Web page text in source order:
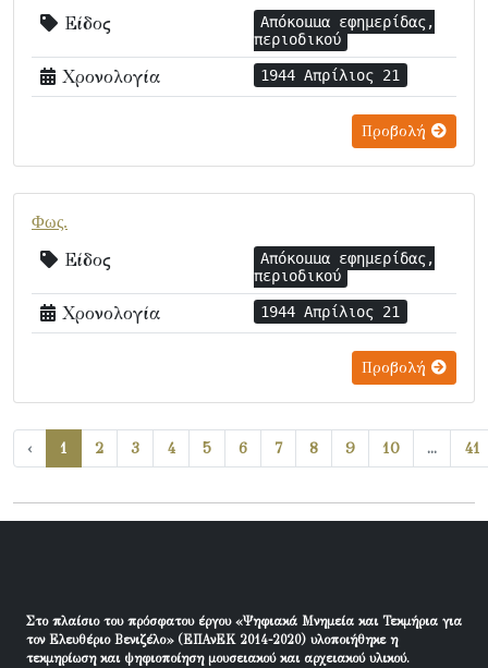
Είδος
Απόκομμα εφημερίδας,
περιοδικού
Χρονολογία 1944 Απρίλιος 21
Προβολή
Φως.
Είδος
Απόκομμα εφημερίδας,
περιοδικού
Χρονολογία 1944 Απρίλιος 21
Προβολή
‹ 1 2 3 4 5 6 7 8 9 10 ... 41
Στο πλαίσιο του πρόσφατου έργου «Ψηφιακά Μνημεία και Τεκμήρια για
τον Ελευθέριο Βενιζέλο» (ΕΠΑνΕΚ 2014-2020) υλοποιήθηκε η
τεκμηρίωση και ψηφιοποίηση μουσειακού και αρχειακού υλικού.